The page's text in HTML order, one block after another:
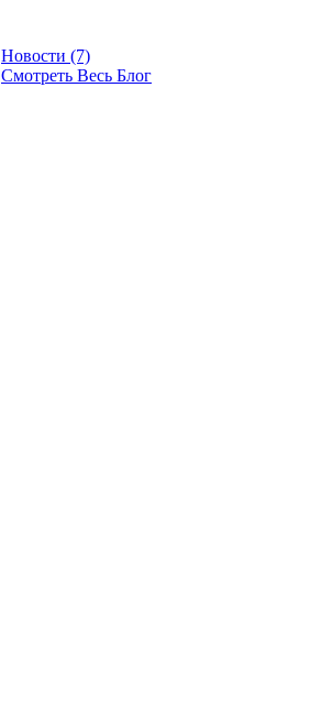
Новости (7)
Смотреть Весь Блог